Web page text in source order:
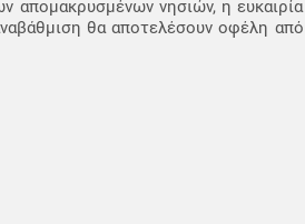
απομακρυσμένων νησιών, η ευκαιρία
θα αποτελέσουν οφέλη από